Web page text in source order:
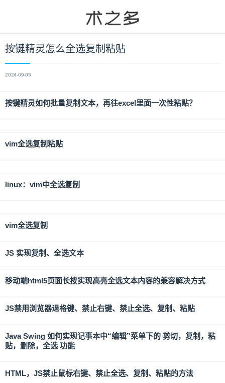
按键精灵怎么全选复制粘贴
2024-09-05
按键精灵如何批量复制文本，再往excel里面一次性粘贴？
vim全选复制粘贴
linux：vim中全选复制
vim全选复制
JS 实现复制、全选文本
移动端html5页面长按实现高亮全选文本内容的兼容解决方式
JS禁用浏览器退格键、禁止右键、禁止全选、复制、粘贴
Java Swing 如何实现记事本中“编辑”菜单下的 剪切，复制，粘
贴，删除，全选 功能
HTML，JS禁止鼠标右键、禁止全选、复制、粘贴的方法